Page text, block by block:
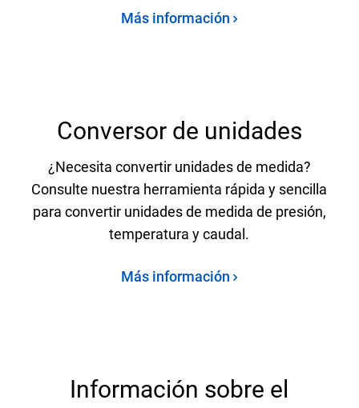
Más información
Conversor de unidades
¿Necesita convertir unidades de medida?
Consulte nuestra herramienta rápida y sencilla
para convertir unidades de medida de presión,
temperatura y caudal.
Más información
Información sobre el